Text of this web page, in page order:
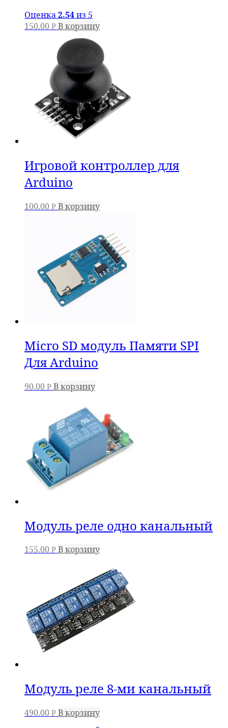
Оценка2.54из 5
150.00 Р В корзину
Игровой контроллер для
Arduino
100.00 Р В корзину
Micro SD модуль Памяти SPI
Для Arduino
90.00 Р В корзину
Модуль реле одно канальный
155.00 Р В корзину
Модуль реле 8-ми канальный
490.00 Р В корзину